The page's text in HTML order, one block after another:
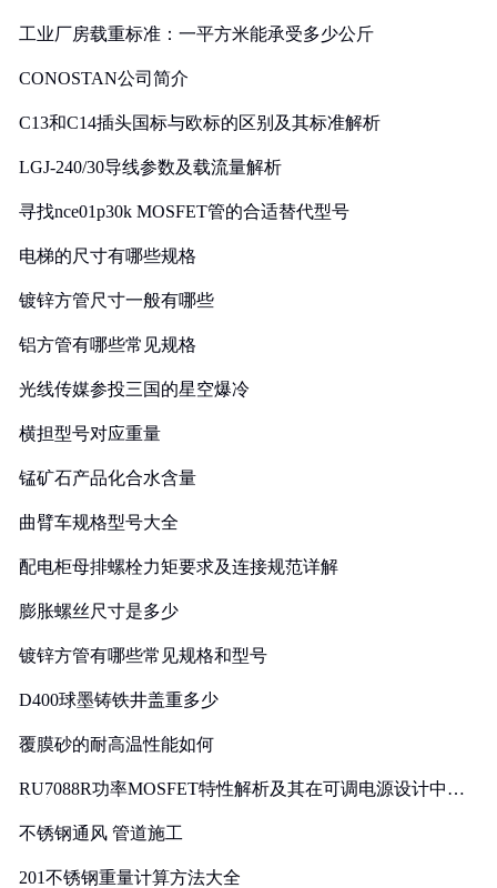
工业厂房载重标准：一平方米能承受多少公斤
CONOSTAN公司简介
C13和C14插头国标与欧标的区别及其标准解析
LGJ-240/30导线参数及载流量解析
寻找nce01p30k MOSFET管的合适替代型号
电梯的尺寸有哪些规格
镀锌方管尺寸一般有哪些
铝方管有哪些常见规格
光线传媒参投三国的星空爆冷
横担型号对应重量
锰矿石产品化合水含量
曲臂车规格型号大全
配电柜母排螺栓力矩要求及连接规范详解
膨胀螺丝尺寸是多少
镀锌方管有哪些常见规格和型号
D400球墨铸铁井盖重多少
覆膜砂的耐高温性能如何
RU7088R功率MOSFET特性解析及其在可调电源设计中的
不锈钢通风 管道施工
201不锈钢重量计算方法大全